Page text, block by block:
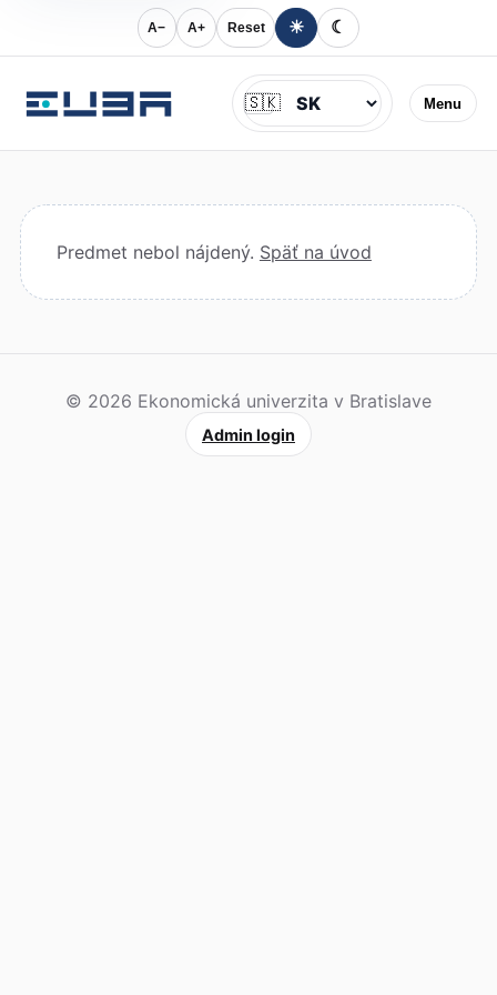
A− A+ Reset ☀ ☾
Menu
Jazyk
🇸🇰
Predmet nebol nájdený. Späť na úvod
© 2026 Ekonomická univerzita v Bratislave
Admin login